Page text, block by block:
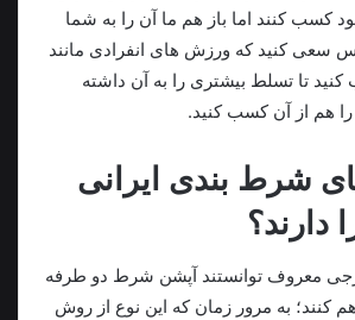
کسب کنند اما باز هم ما آن را به شما
سعی کنید که ورزش های انفرادی مانند
کنید تا تسلط بیشتری را به آن داشته
را هم از آن کسب کنید.
شرط بندی ایرانی
دارند؟
معروف توانستند آپشن شرط دو طرفه
کنند؛ به مرور زمان که این نوع از روش